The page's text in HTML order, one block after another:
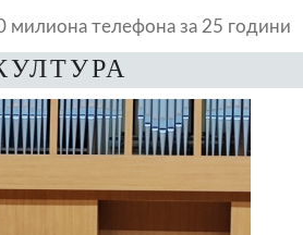
милиона телефона за 25 години